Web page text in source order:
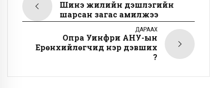
Шинэ жилийн үдэшлэгийн
шарсан загас амилжээ
ДАРААХ
Опра Уинфри АНУ-ын
Ерөнхийлөгчид нэр дэвших
үү?